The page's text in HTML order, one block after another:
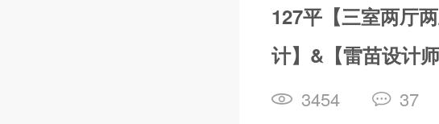
127平【三室两厅
计】&【雷苗设计师
3454 37